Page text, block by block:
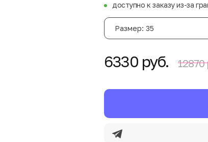
доступно к заказу из-за
Размер: 35
6330 руб. 12870